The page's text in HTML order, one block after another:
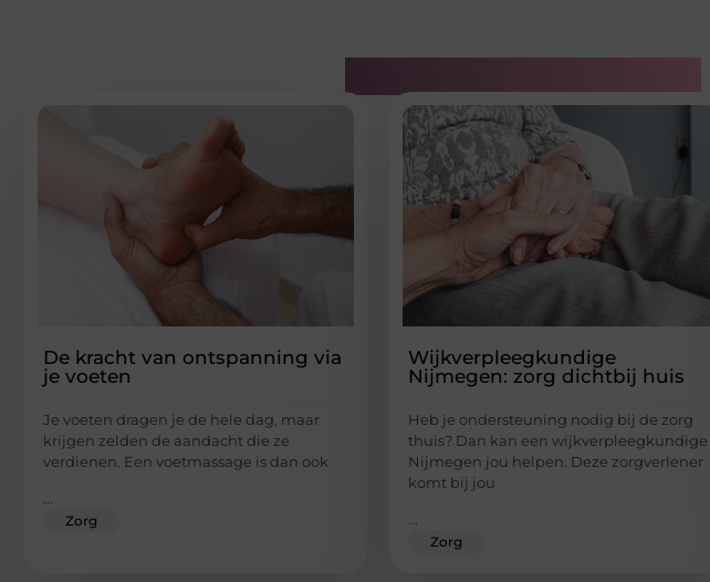
De kracht van ontspanning via
je voeten
Je voeten dragen je de hele dag, maar
krijgen zelden de aandacht die ze
verdienen. Een voetmassage is dan ook
...
Zorg
Wijkverpleegkundige
Nijmegen: zorg dichtbij huis
Heb je ondersteuning nodig bij de zorg
thuis? Dan kan een wijkverpleegkundige
Nijmegen jou helpen. Deze zorgverlener
komt bij jou
...
Zorg